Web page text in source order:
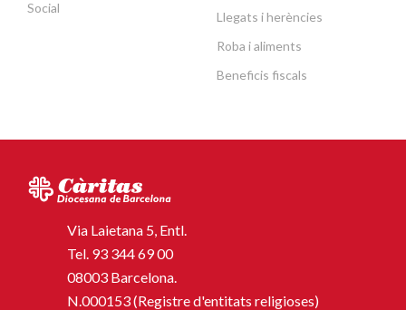
Social
Llegats i herències
Roba i aliments
Beneficis fiscals
Via Laietana 5, Entl.
Tel. 93 344 69 00
08003 Barcelona.
N.000153 (Registre d'entitats religioses)